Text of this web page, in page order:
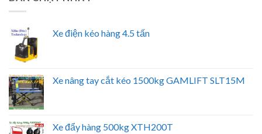
Xe điện kéo hàng 4.5 tấn
Xe nâng tay cắt kéo 1500kg GAMLIFT SLT15M
Xe đẩy hàng 500kg XTH200T